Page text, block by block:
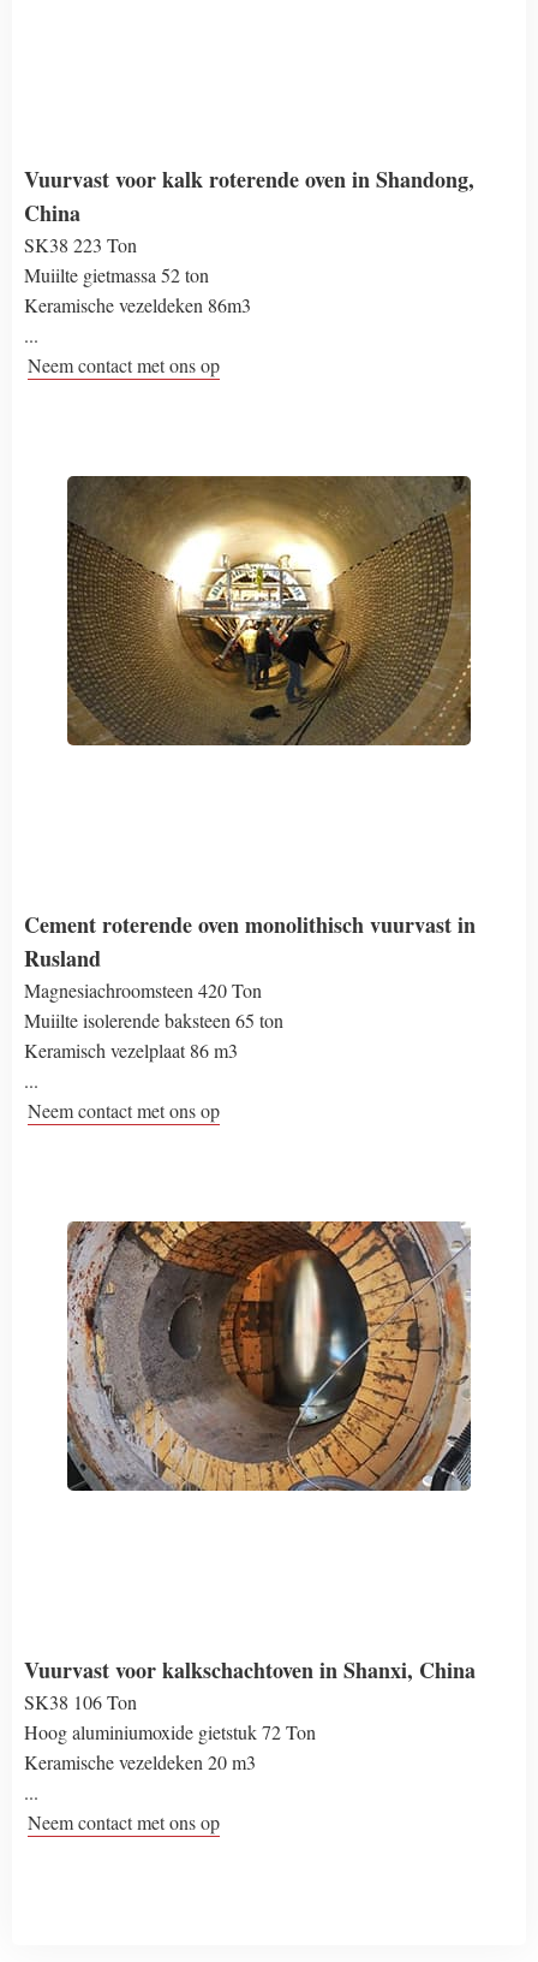
Vuurvast voor kalk roterende oven in Shandong,
China
SK38 223 Ton
Muiilte gietmassa 52 ton
Keramische vezeldeken 86m3
...
Neem contact met ons op
Cement roterende oven monolithisch vuurvast in
Rusland
Magnesiachroomsteen 420 Ton
Muiilte isolerende baksteen 65 ton
Keramisch vezelplaat 86 m3
...
Neem contact met ons op
Vuurvast voor kalkschachtoven in Shanxi, China
SK38 106 Ton
Hoog aluminiumoxide gietstuk 72 Ton
Keramische vezeldeken 20 m3
...
Neem contact met ons op